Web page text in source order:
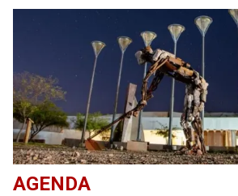
AGENDA